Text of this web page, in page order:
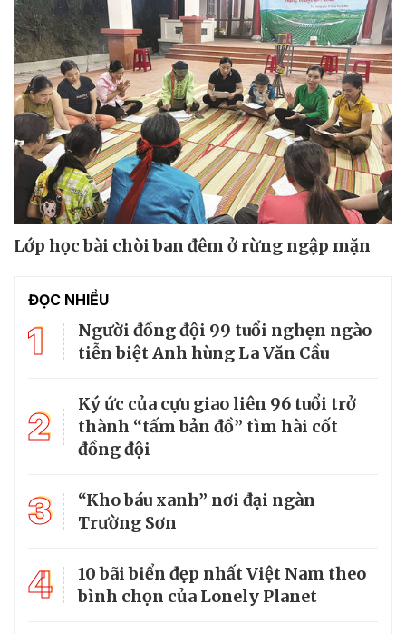
Lớp học bài chòi ban đêm ở rừng ngập mặn
ĐỌC NHIỀU
1
Người đồng đội 99 tuổi nghẹn ngào
tiễn biệt Anh hùng La Văn Cầu
2
Ký ức của cựu giao liên 96 tuổi trở
thành “tấm bản đồ” tìm hài cốt
đồng đội
3
“Kho báu xanh” nơi đại ngàn
Trường Sơn
4
10 bãi biển đẹp nhất Việt Nam theo
bình chọn của Lonely Planet